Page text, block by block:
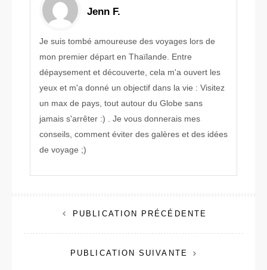
Jenn F.
Je suis tombé amoureuse des voyages lors de
mon premier départ en Thaïlande. Entre
dépaysement et découverte, cela m'a ouvert les
yeux et m'a donné un objectif dans la vie : Visitez
un max de pays, tout autour du Globe sans
jamais s'arrêter :) . Je vous donnerais mes
conseils, comment éviter des galères et des idées
de voyage ;)
Navigation
de
l’article
PUBLICATION PRÉCÉDENTE
PUBLICATION SUIVANTE